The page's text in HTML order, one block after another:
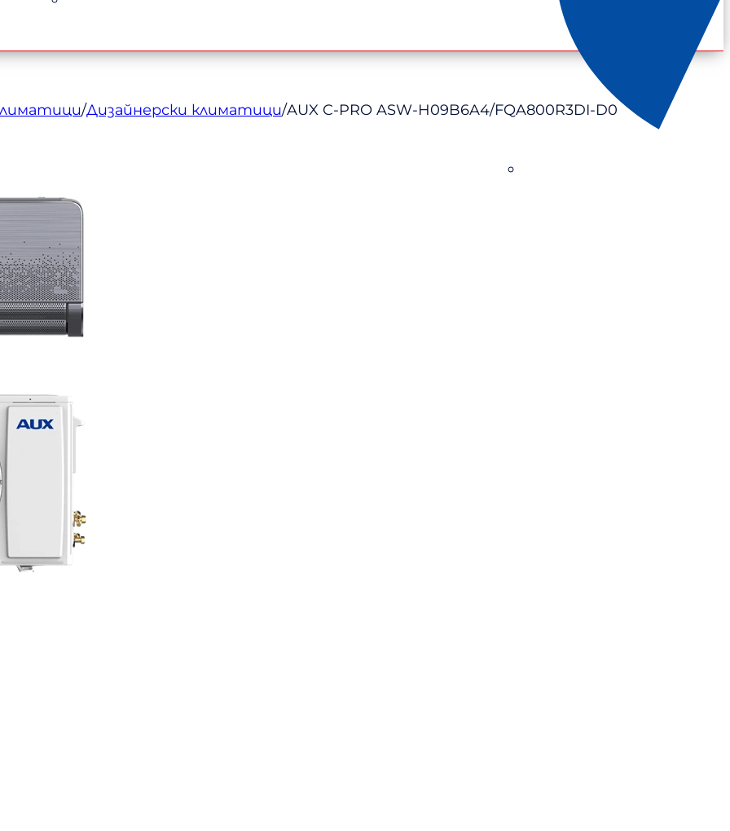
/Дизайнерски климатици/AUX C-PRO ASW-H09B6A4/FQA800R3DI-D0